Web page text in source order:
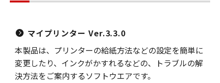
マイプリンター Ver.3.3.0
本製品は、プリンターの給紙方法などの設定を簡単に
変更したり、インクがかすれるなどの、トラブルの解
決方法をご案内するソフトウエアです。